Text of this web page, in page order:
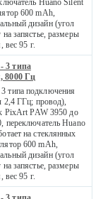
Huano Silent
600 mAh,
дизайн (угол
запястье, размеры
вес 95 г.
3 типа
8000 Гц
типа подключения
2,4 ГГц; провод),
PixArt PAW 3950 до
переключатель Huano
на стеклянных
600 mAh,
дизайн (угол
запястье, размеры
вес 95 г.